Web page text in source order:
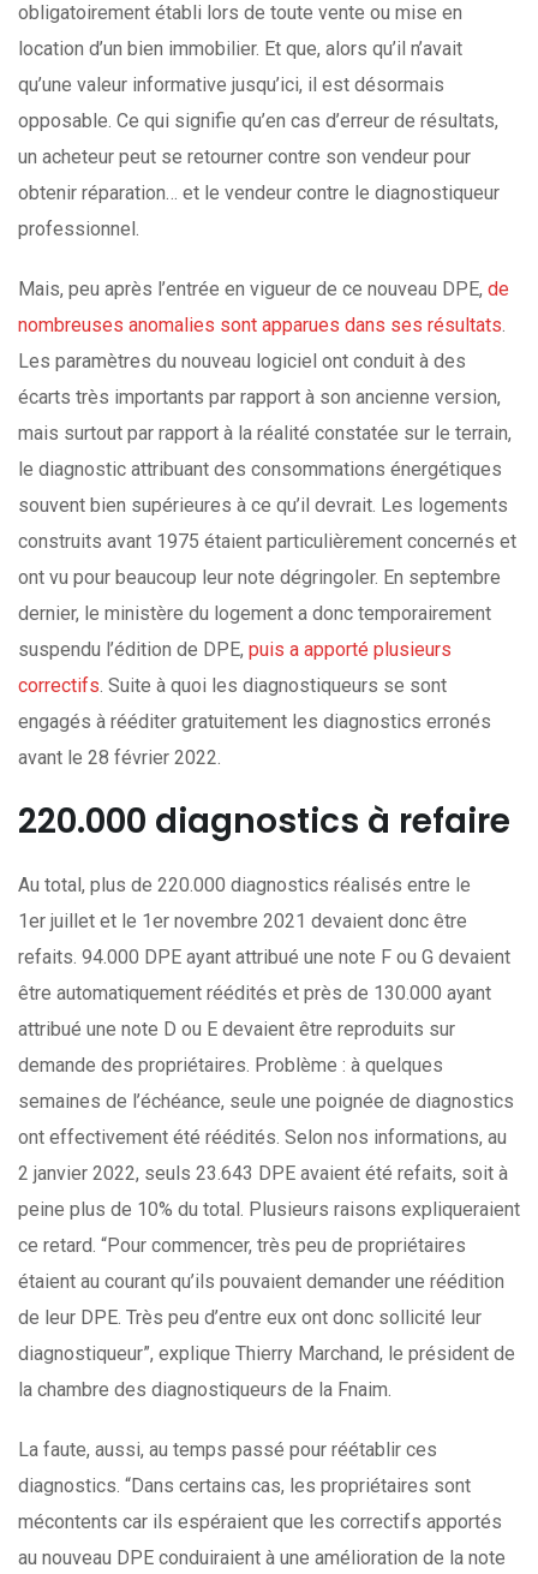
obligatoirement établi lors de toute vente ou mise en
location d’un bien immobilier. Et que, alors qu’il n’avait
qu’une valeur informative jusqu’ici, il est désormais
opposable. Ce qui signifie qu’en cas d’erreur de résultats,
un acheteur peut se retourner contre son vendeur pour
obtenir réparation… et le vendeur contre le diagnostiqueur
professionnel.
Mais, peu après l’entrée en vigueur de ce nouveau DPE, de
nombreuses anomalies sont apparues dans ses résultats.
Les paramètres du nouveau logiciel ont conduit à des
écarts très importants par rapport à son ancienne version,
mais surtout par rapport à la réalité constatée sur le terrain,
le diagnostic attribuant des consommations énergétiques
souvent bien supérieures à ce qu’il devrait. Les logements
construits avant 1975 étaient particulièrement concernés et
ont vu pour beaucoup leur note dégringoler. En septembre
dernier, le ministère du logement a donc temporairement
suspendu l’édition de DPE, puis a apporté plusieurs
correctifs. Suite à quoi les diagnostiqueurs se sont
engagés à rééditer gratuitement les diagnostics erronés
avant le 28 février 2022.
220.000 diagnostics à refaire
Au total, plus de 220.000 diagnostics réalisés entre le
1er juillet et le 1er novembre 2021 devaient donc être
refaits. 94.000 DPE ayant attribué une note F ou G devaient
être automatiquement réédités et près de 130.000 ayant
attribué une note D ou E devaient être reproduits sur
demande des propriétaires. Problème : à quelques
semaines de l’échéance, seule une poignée de diagnostics
ont effectivement été réédités. Selon nos informations, au
2 janvier 2022, seuls 23.643 DPE avaient été refaits, soit à
peine plus de 10% du total. Plusieurs raisons expliqueraient
ce retard. “Pour commencer, très peu de propriétaires
étaient au courant qu’ils pouvaient demander une réédition
de leur DPE. Très peu d’entre eux ont donc sollicité leur
diagnostiqueur”, explique Thierry Marchand, le président de
la chambre des diagnostiqueurs de la Fnaim.
La faute, aussi, au temps passé pour réétablir ces
diagnostics. “Dans certains cas, les propriétaires sont
mécontents car ils espéraient que les correctifs apportés
au nouveau DPE conduiraient à une amélioration de la note